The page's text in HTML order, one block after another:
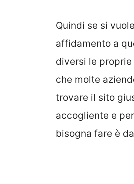
Quindi se si
affidamento a
diversi le
che molte
trovare il sito
accogliente e
bisogna fare è